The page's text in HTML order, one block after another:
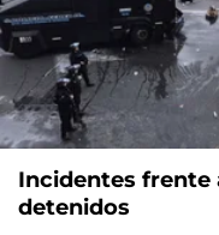
Incidentes frente
detenidos